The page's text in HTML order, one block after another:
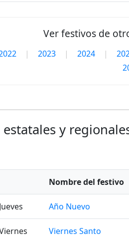
Ver festivos de
| 2023 | 2024 |
estatales y
Nombre del festivo
Jueves Año Nuevo
Viernes Santo